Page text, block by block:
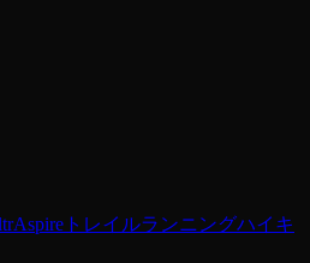
トレイルランニングハイキ